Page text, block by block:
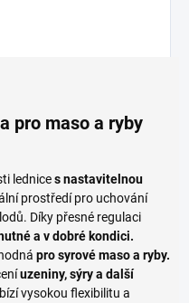
pro maso a ryby
lednices nastavitelnou
prostředí pro uchování
Díky přesné regulaci
a v dobré kondici.
pro syrové maso a ryby.
uzeniny, sýry a další
vysokou flexibilitu a